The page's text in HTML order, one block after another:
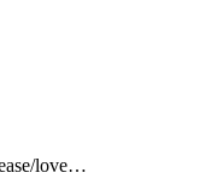
love…